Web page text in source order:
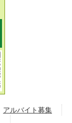
アルバイト募集